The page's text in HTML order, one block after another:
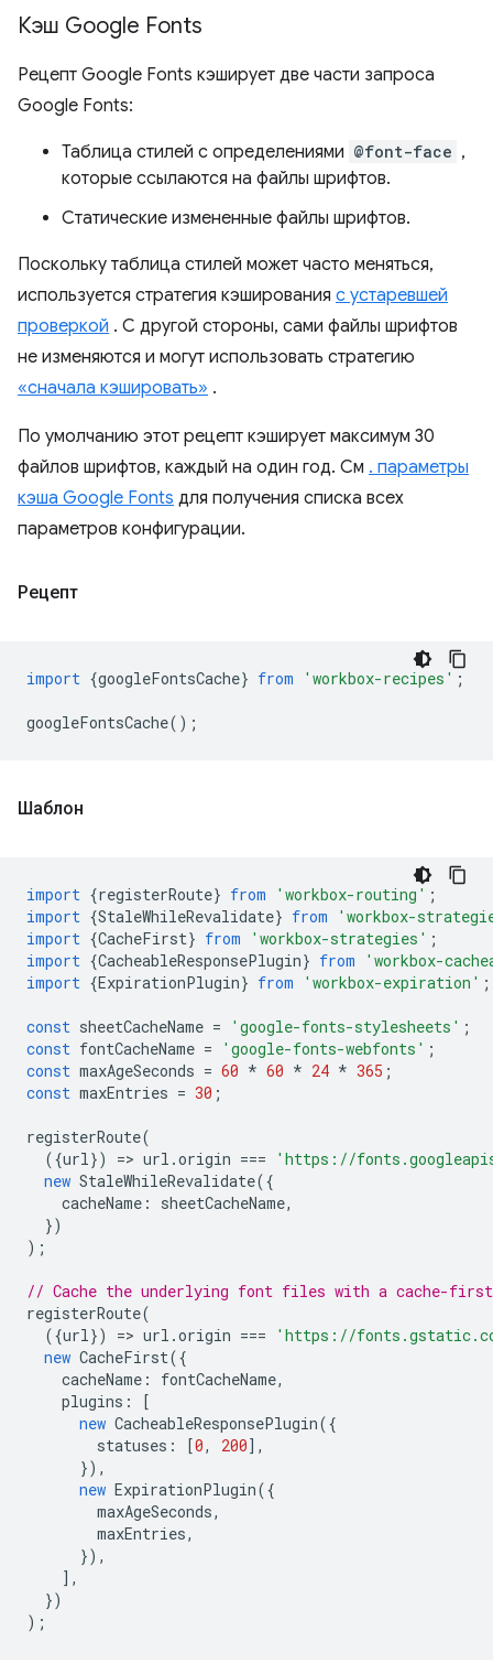
Кэш Google Fonts
Рецепт Google Fonts кэширует две части запроса
Google Fonts:
Таблица стилей с определениями @font-face ,
которые ссылаются на файлы шрифтов.
Статические измененные файлы шрифтов.
Поскольку таблица стилей может часто меняться,
используется стратегия кэширования с устаревшей
проверкой . С другой стороны, сами файлы шрифтов
не изменяются и могут использовать стратегию
«сначала кэшировать» .
По умолчанию этот рецепт кэширует максимум 30
файлов шрифтов, каждый на один год. См . параметры
кэша Google Fonts для получения списка всех
параметров конфигурации.
Рецепт
import {googleFontsCache} from 'workbox-recipes' ;
googleFontsCache();
Шаблон
import {registerRoute} from 'workbox-routing' ;
import {StaleWhileRevalidate} from
'workbox-
import {CacheFirst} from 'workbox-strategies' ;
import {CacheableResponsePlugin} from
'workbox-
import {ExpirationPlugin} from 'workbox-expiration' ;
const sheetCacheName = 'google-fonts-stylesheets' ;
const fontCacheName = 'google-fonts-webfonts' ;
const maxAgeSeconds = 60 * 60 * 24 * 365 ;
const maxEntries = 30 ;
registerRoute(
({url}) => url .origin ===
'https://
new StaleWhileRevalidate({
cacheName : sheetCacheName,
})
);
// Cache the underlying font files with a cache-
registerRoute(
({url}) => url .origin ===
'https://
new CacheFirst({
cacheName : fontCacheName,
plugins :
[
new CacheableResponsePlugin({
statuses : [0, 200],
}),
new ExpirationPlugin({
maxAgeSeconds,
maxEntries,
}),
],
})
);